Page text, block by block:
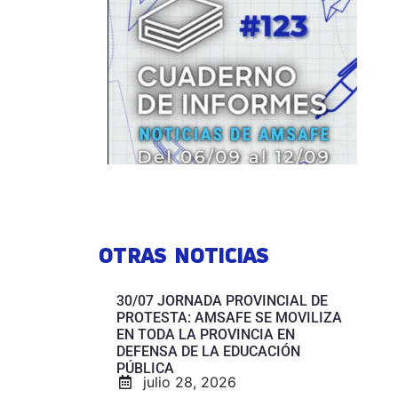
OTRAS NOTICIAS
30/07 JORNADA PROVINCIAL DE
PROTESTA: AMSAFE SE MOVILIZA
EN TODA LA PROVINCIA EN
DEFENSA DE LA EDUCACIÓN
PÚBLICA
julio 28, 2026